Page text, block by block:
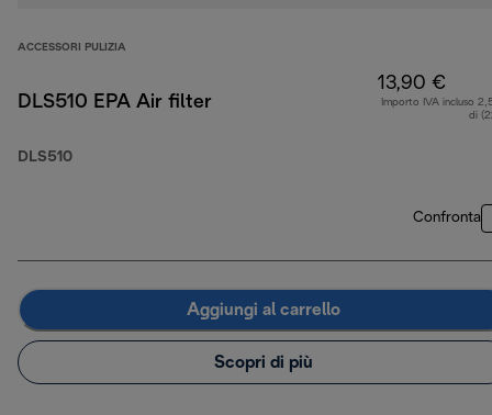
ACCESSORI PULIZIA
DLS510 EPA Air filter
DLS510
13,90 €
Importo IVA incluso
di
Confronta
Aggiungi al carrello
Scopri di più